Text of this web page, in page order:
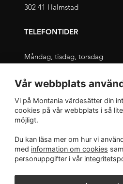
302 41 Halmstad
TELEFONTIDER
Måndag, tisdag, torsdag
Onsdag, fredag
09.00 – 12.00 och 13.00 –
INTEGRITET
Integritetspolicy
Vår webbplats
Vi på Montania värdesätter din
cookies på vår webbplats i så
möjligt.
Du kan läsa mer om hur vi
med information om cookies
personuppgifter i vår